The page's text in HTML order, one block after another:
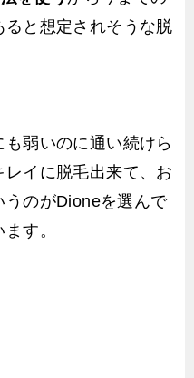
と想定されそうな脱
弱いのに通い続けら
イに脱毛出来て、お
うのがDioneを選んで
す。